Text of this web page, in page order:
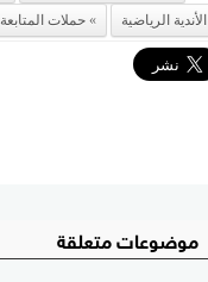
الأندية الرياضية
حملات المتابعة
موضوعات متعلقة